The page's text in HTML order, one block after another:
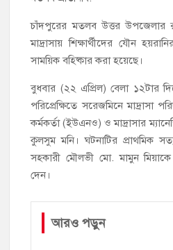
চাঁদপুরের মতলব উত্তর উপজেলার
মাদ্রাসায় শিক্ষার্থীদের যৌন
সাময়িক বহিষ্কার করা হয়েছে।
বুধবার (২২ এপ্রিল) বেলা ১২টার
পরিপ্রেক্ষিতে সরেজমিনে মাদ্রাসা
কর্মকর্তা (ইউএনও) ও মাদ্রাসার
কুলসুম মনি। ঘটনাটির প্রাথমিক
সহকারী মৌলভী মো. মামুন মিয়াকে
দেন।
আরও পড়ুন